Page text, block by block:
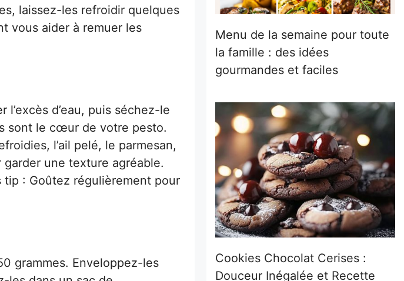
laissez-les refroidir quelques
vous aider à remuer les
d’eau, puis séchez-le
sont le cœur de votre pesto.
l’ail pelé, le parmesan,
garder une texture agréable.
tip : Goûtez régulièrement pour
grammes. Enveloppez-les
Menu de la semaine pour toute
la famille : des idées
gourmandes et faciles
Cookies Chocolat Cerises :
Douceur Inégalée et Recette